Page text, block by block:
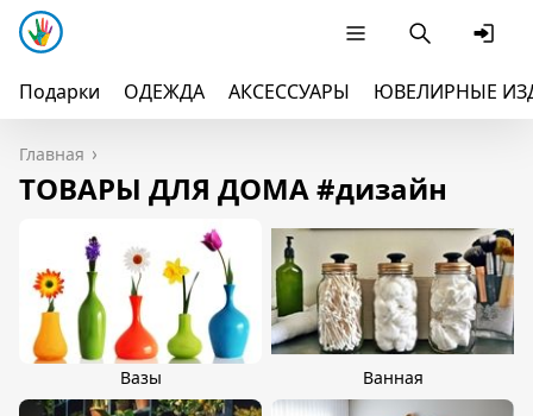
Подарки ОДЕЖДА АКСЕССУАРЫ ЮВЕЛИРНЫЕ
Главная
ТОВАРЫ ДЛЯ ДОМА #дизайн
Вазы Ванная